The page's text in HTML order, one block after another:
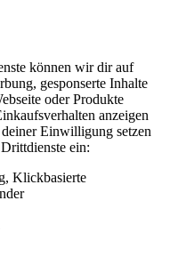
können wir dir auf
gesponserte Inhalte
oder Produkte
anzeigen
Einwilligung setzen
ein:
Klickbasierte